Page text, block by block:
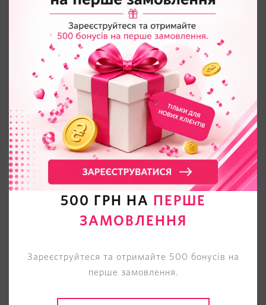
500 ГРН НА
ПЕРШЕ
ЗАМОВЛЕННЯ
Зареєструйтеся та отримайте 500 бонусів на
перше замовлення.